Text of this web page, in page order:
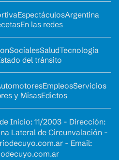
EspectáculosArgentina
En las redes
SocialesSaludTecnología
del tránsito
EmpleosServicios
y MisasEdictos
Inicio: 11/2003 - Dirección:
Lateral de Circunvalación -
- Email: